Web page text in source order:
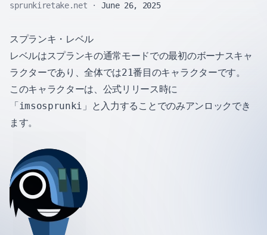
sprunkiretake.net · June 26, 2025
スプランキ・レベル
レベルはスプランキの通常モードでの最初のボーナスキャ
ラクターであり、全体では21番目のキャラクターです。
このキャラクターは、公式リリース時に
「imsosprunki」と入力することでのみアンロックでき
ます。